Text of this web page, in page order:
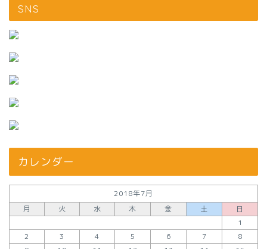
SNS
カレンダー
2018年7月
月
火 水 木 金 土
日
1
2
3 4 5 6 7
8